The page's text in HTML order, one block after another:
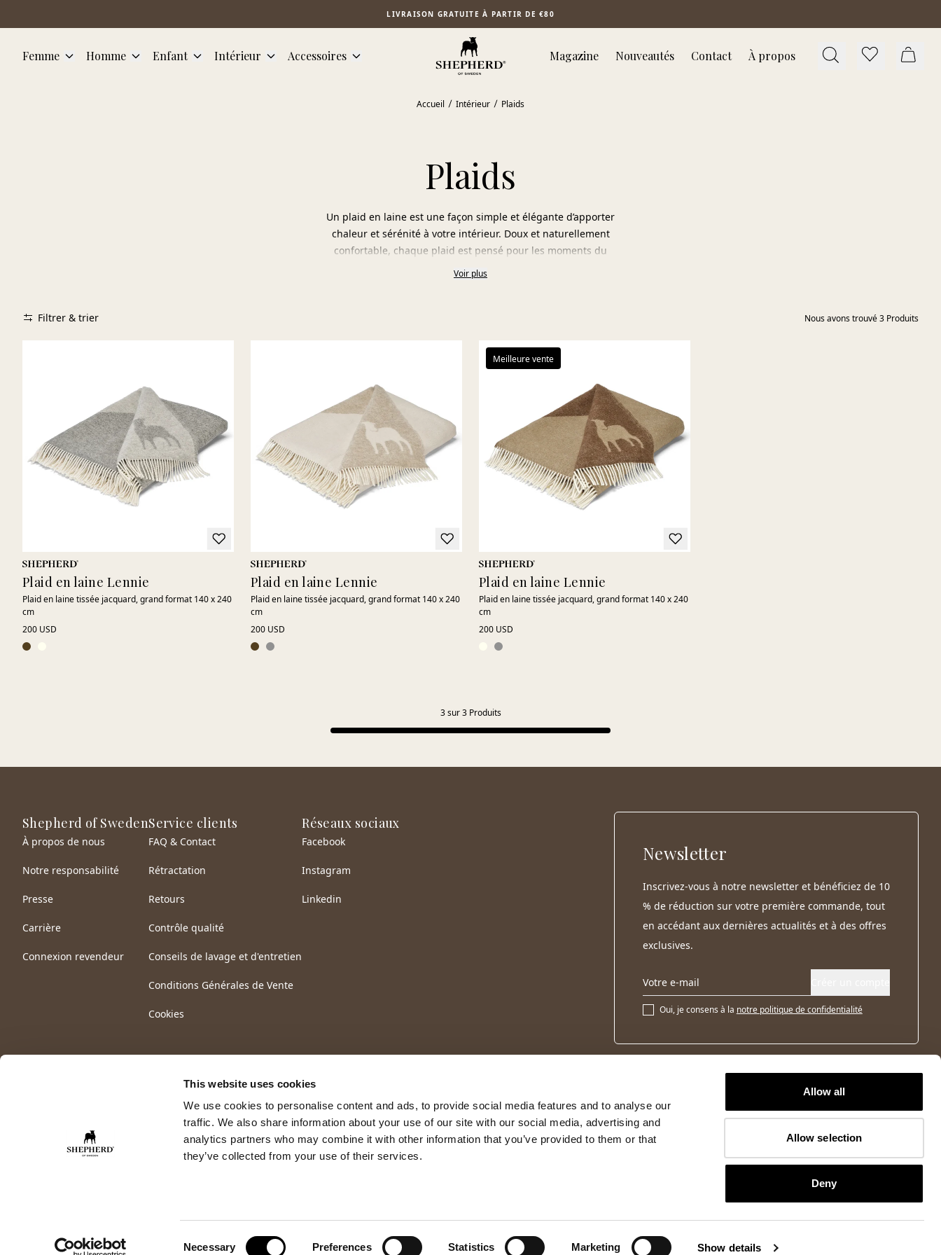
This website uses cookies
We use cookies to personalise content and ads, to provide social media features and to analyse our
traffic. We also share information about your use of our site with our social media, advertising and
analytics partners who may combine it with other information that you’ve provided to them or that
they’ve collected from your use of their services.
Necessary Preferences Statistics Marketing Show details
Allow all
Allow selection
Deny
LIVRAISON GRATUITE À PARTIR DE €80
Femme Homme Enfant Intérieur Accessoires Magazine Nouveautés Contact À propos
Accueil Intérieur Plaids
Plaids
Un plaid en laine est une façon simple et élégante d’apporter
chaleur et sérénité à votre intérieur. Doux et naturellement
confortable, chaque plaid est pensé pour les moments du
quotidien. Enveloppez-vous dedans paisiblement dès le matin
vous sentir au chaud et détendu.
Voir plus
Filtrer & trier Nous avons trouvé3 Produits
Plaid en laine Lennie
Plaid en laine tissée jacquard, grand format 140 x 240
cm
200 USD
Plaid en laine Lennie
Plaid en laine tissée jacquard, grand format 140 x 240
cm
200 USD
Meilleure vente
Plaid en laine Lennie
Plaid en laine tissée jacquard, grand format 140 x 240
cm
200 USD
3 sur 3 Produits
Shepherd of Sweden
À propos de nous
Notre responsabilité
Presse
Carrière
Connexion revendeur
Service clients
FAQ & Contact
Rétractation
Retours
Contrôle qualité
Conseils de lavage et d'entretien
Conditions Générales de Vente
Cookies
Réseaux sociaux
Facebook
Instagram
Linkedin
Newsletter
Inscrivez-vous à notre newsletter et bénéficiez de 10
% de réduction sur votre première commande, tout
en accédant aux dernières actualités et à des offres
exclusives.
Oui, je consens à la notre politique de confidentialité
© 2026 Shepherd of Sweden